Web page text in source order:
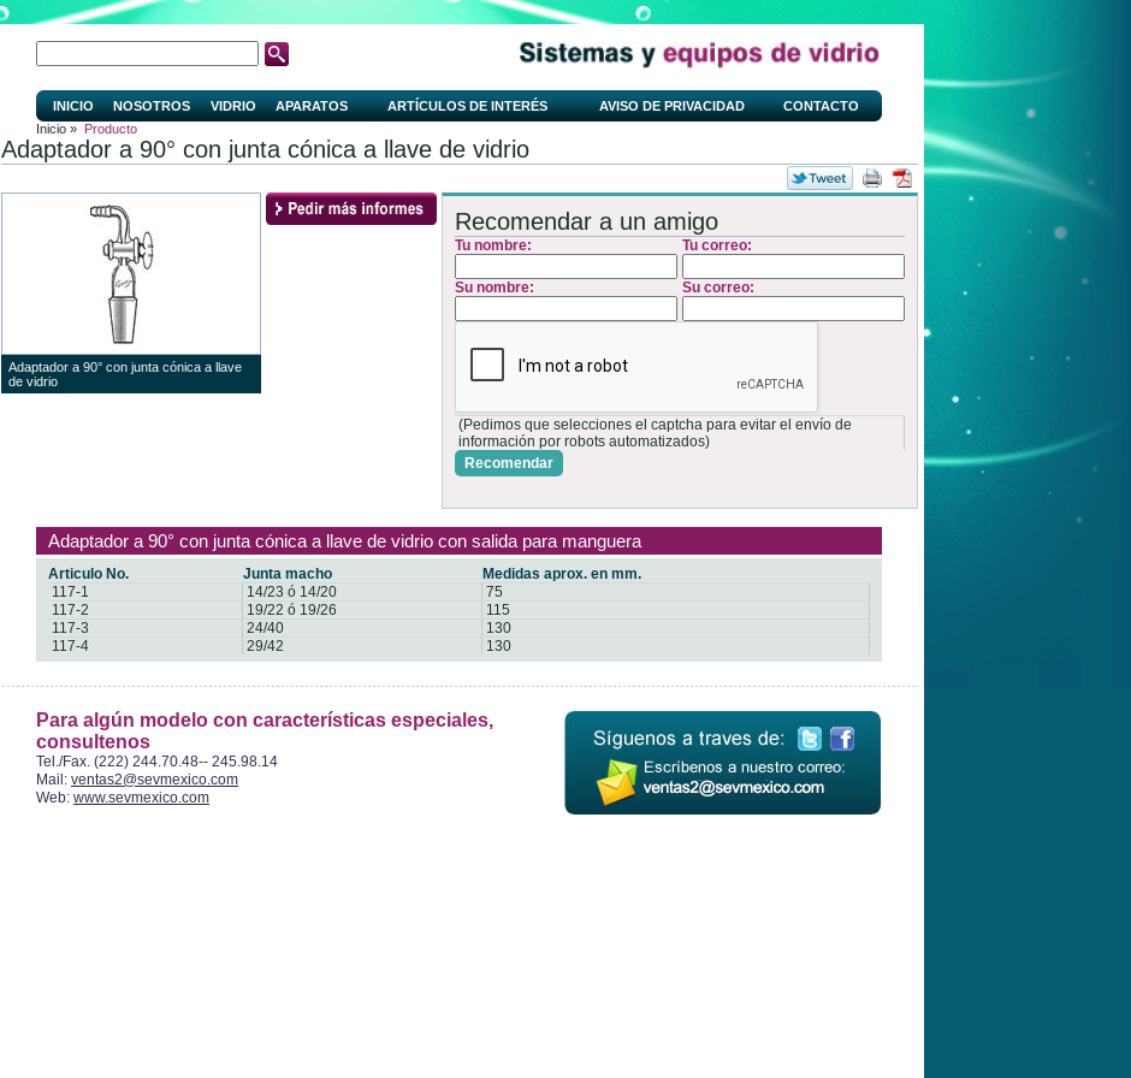
INICIO NOSOTROS VIDRIO APARATOS ARTÍCULOS DE INTERÉS AVISO DE PRIVACIDAD
CONTACTO
Inicio » Producto
Adaptador a 90° con junta cónica a llave de vidrio
Adaptador a 90° con junta cónica a llave
de vidrio
Recomendar a un amigo
Tu nombre: Tu correo:
Su nombre: Su correo:
(Pedimos que selecciones el captcha para evitar el envío de
información por robots automatizados)
Recomendar
Adaptador a 90° con junta cónica a llave de vidrio con salida para manguera
Articulo No. Junta macho
Medidas aprox. en mm.
117-1
14/23 ó 14/20
75
117-2
19/22 ó 19/26
115
117-3
24/40
130
117-4
29/42 130
Para algún modelo con características especiales,
consultenos
Tel./Fax. (222) 244.70.48-- 245.98.14
Mail: ventas2@sevmexico.com
Web: www.sevmexico.com